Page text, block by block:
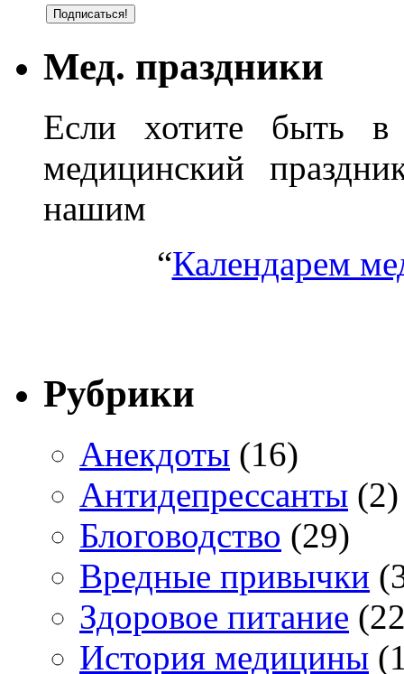
Мед. праздники
Если хотите быть в
медицинский
нашим
“Календарем
Рубрики
Анекдоты (16)
Антидепрессанты (2)
Блоговодство (29)
Вредные привычки
Здоровое питание
История медицины